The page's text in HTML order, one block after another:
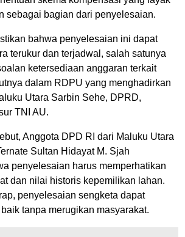
sebagai bagian dari penyelesaian.
bahwa penyelesaian ini dapat
terukur dan terjadwal, salah satunya
ketersediaan anggaran terkait
dalam RDPU yang menghadirkan
Utara Sarbin Sehe, DPRD,
TNI AU.
Anggota DPD RI dari Maluku Utara
Sultan Hidayat M. Sjah
penyelesaian harus memperhatikan
dan nilai historis kepemilikan lahan.
penyelesaian sengketa dapat
tanpa merugikan masyarakat.